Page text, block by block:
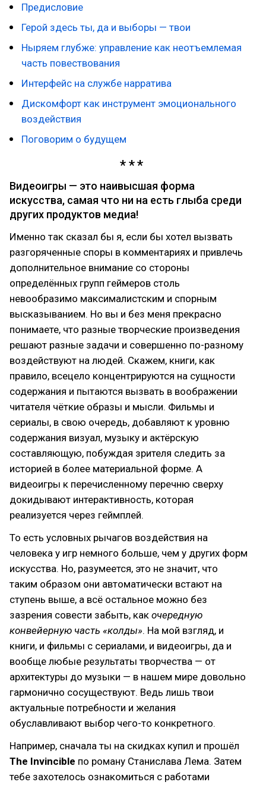
Предисловие
Герой здесь ты, да и выборы — твои
Ныряем глубже: управление как неотъемлемая
часть повествования
Интерфейс на службе нарратива
Дискомфорт как инструмент эмоционального
воздействия
Поговорим о будущем
Видеоигры — это наивысшая форма
искусства, самая что ни на есть глыба среди
других продуктов медиа!
Именно так сказал бы я, если бы хотел вызвать
разгоряченные споры в комментариях и привлечь
дополнительное внимание со стороны
определённых групп геймеров столь
невообразимо максималистским и спорным
высказыванием. Но вы и без меня прекрасно
понимаете, что разные творческие произведения
решают разные задачи и совершенно по-разному
воздействуют на людей. Скажем, книги, как
правило, всецело концентрируются на сущности
содержания и пытаются вызвать в воображении
читателя чёткие образы и мысли. Фильмы и
сериалы, в свою очередь, добавляют к уровню
содержания визуал, музыку и актёрскую
составляющую, побуждая зрителя следить за
историей в более материальной форме. А
видеоигры к перечисленному перечню сверху
докидывают интерактивность, которая
реализуется через геймплей.
То есть условных рычагов воздействия на
человека у игр немного больше, чем у других форм
искусства. Но, разумеется, это не значит, что
таким образом они автоматически встают на
ступень выше, а всё остальное можно без
зазрения совести забыть, как очередную
конвейерную часть «колды». На мой взгляд, и
книги, и фильмы с сериалами, и видеоигры, да и
вообще любые результаты творчества — от
архитектуры до музыки — в нашем мире довольно
гармонично сосуществуют. Ведь лишь твои
актуальные потребности и желания
обуславливают выбор чего-то конкретного.
Например, сначала ты на скидках купил и прошёл
The Invincible по роману Станислава Лема. Затем
тебе захотелось ознакомиться с работами